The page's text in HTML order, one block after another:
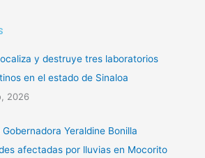
y destruye tres laboratorios
en el estado de Sinaloa
2026
Gobernadora Yeraldine Bonilla
afectadas por lluvias en Mocorito